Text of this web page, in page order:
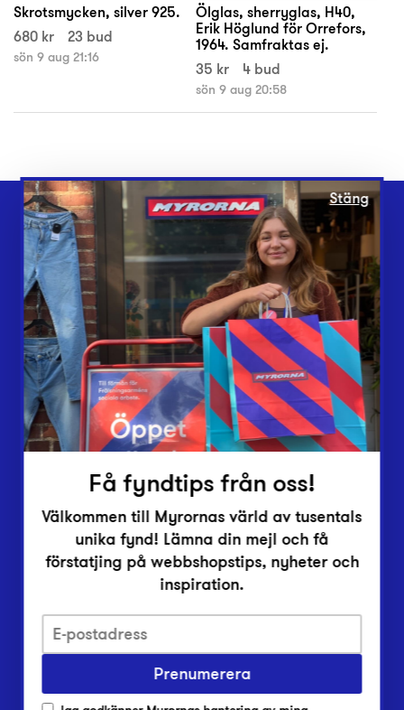
Skrotsmycken, silver 925.
680 kr
23 bud
sön 9 aug 21:16
Ölglas, sherryglas, H40,
Erik Höglund för Orrefors,
1964. Samfraktas ej.
35 kr
4 bud
sön 9 aug 20:58
Webbshop
Butiker
Lämna in
Vårt överskott
Inlämningsplatser
Om Myrorna
Lediga jobb
Pressrum
Integritetsskyddspolicy
Har du frågor om onlineköp, leverans eller retur?
Stäng
Få fyndtips från oss!
Välkommen till Myrornas värld av tusentals
unika fynd! Lämna din mejl och få
förstatjing på webbshopstips, nyheter och
inspiration.
Prenumerera